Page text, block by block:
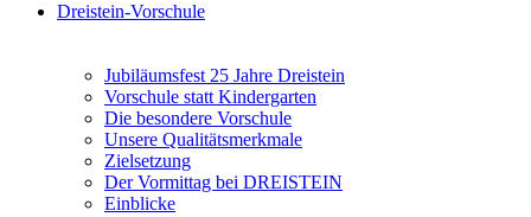
Dreistein-Vorschule
Jubiläumsfest 25 Jahre Dreistein
Vorschule statt Kindergarten
Die besondere Vorschule
Unsere Qualitätsmerkmale
Zielsetzung
Der Vormittag bei DREISTEIN
Einblicke